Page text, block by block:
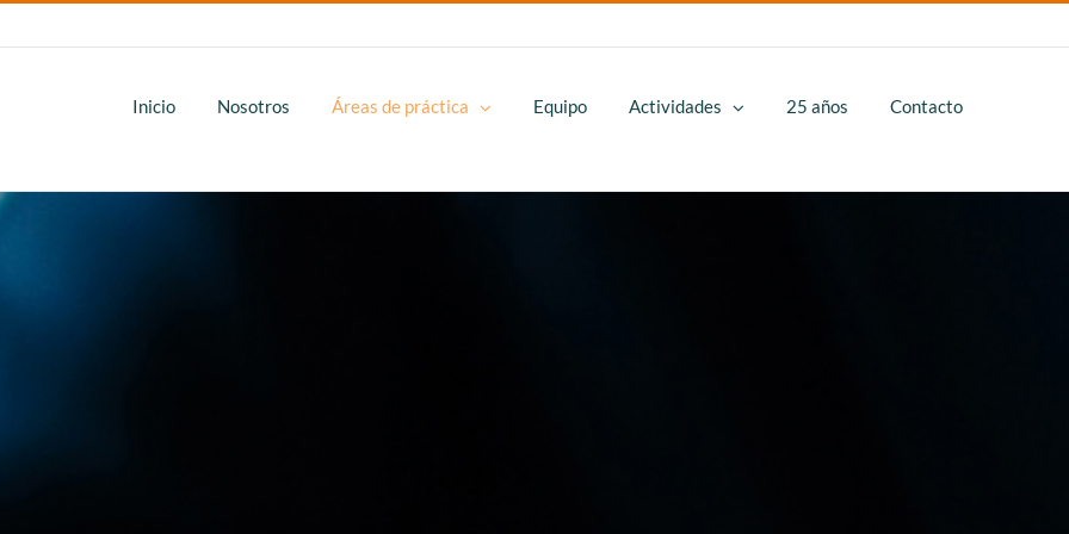
Inicio Nosotros Áreas de práctica Equipo Actividades 25 años Contacto